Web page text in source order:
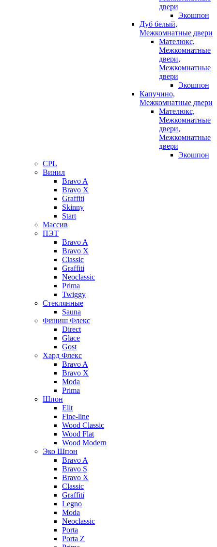
двери
Экошпон
Дуб белый,
Межкомнатные двери
Мателюкс,
Межкомнатные
двери,
Межкомнатные
двери
Экошпон
Капучино,
Межкомнатные двери
Мателюкс,
Межкомнатные
двери,
Межкомнатные
двери
Экошпон
CPL
Винил
Bravo A
Bravo X
Graffiti
Skinny
Start
Массив
ПЭТ
Bravo A
Bravo X
Classic
Graffiti
Neoclassic
Prima
Twiggy
Стеклянные
Sauna
Финиш Флекс
Direct
Glace
Gost
Хард Флекс
Bravo A
Bravo X
Moda
Prima
Шпон
Elit
Fine-line
Wood Classic
Wood Flat
Wood Modern
Эко Шпон
Bravo A
Bravo S
Bravo X
Classic
Graffiti
Legno
Moda
Neoclassic
Porta
Porta Z